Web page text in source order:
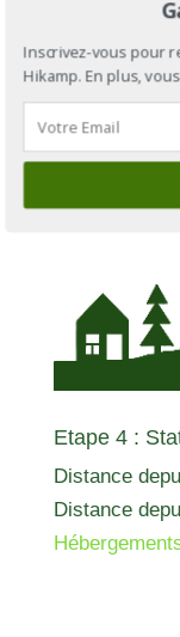
Distance
Etape 4 :
Distance
Distance
Inscrivez-vous pour
Hikamp. En plus,